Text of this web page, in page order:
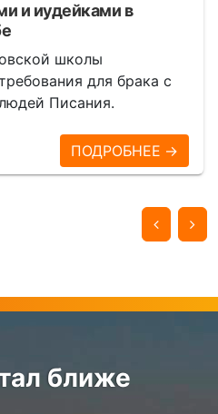
и иудейками в
школы
для брака с
Писания.
ПОДРОБНЕЕ →
ближе